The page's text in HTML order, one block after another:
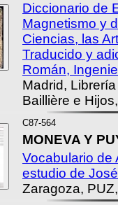
Diccionario de
Magnetismo y
Ciencias, las
Traducido y
Román,
Madrid,
Baillière e
C87-564
MONEVA Y
Vocabulario de
estudio de
Zaragoza,